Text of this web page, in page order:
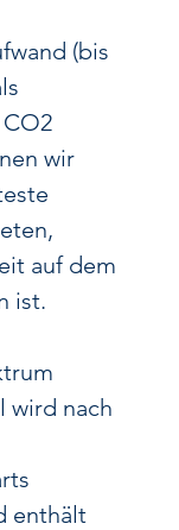
(bis
wir
auf dem
ist.
wird nach
enthält